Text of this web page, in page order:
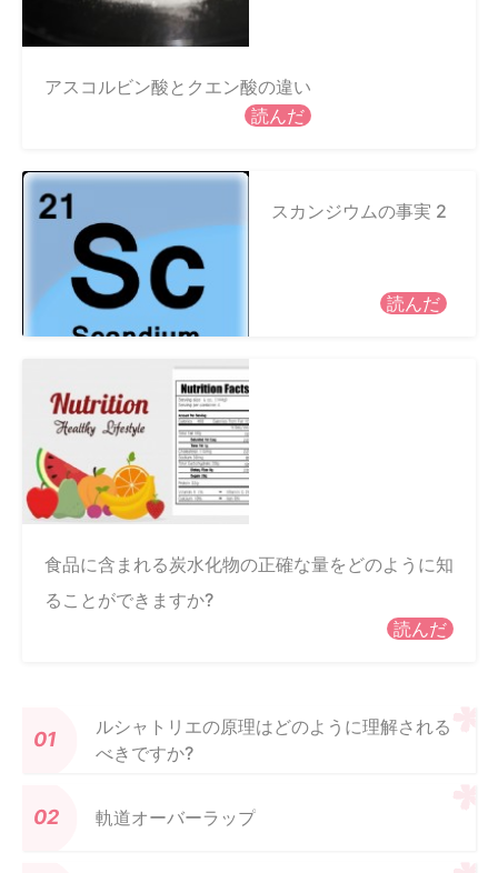
アスコルビン酸とクエン酸の違い
読んだ
スカンジウムの事実 2
読んだ
食品に含まれる炭水化物の正確な量をどのように知
ることができますか?
読んだ
ルシャトリエの原理はどのように理解される
べきですか?
軌道オーバーラップ